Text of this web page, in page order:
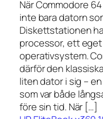
När Commodore
inte bara datorn
Diskettstationen
processor, ett
operativsystem.
därför den
liten dator i sig –
som var både
före sin tid. När […]